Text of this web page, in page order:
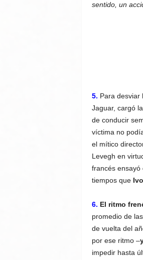
sentido, un
5. Para desviar
Jaguar, cargó
de conducir
víctima no
el mítico
Levegh en
francés ensayó
tiempos que
6. El ritmo
promedio de
de vuelta del
por ese ritmo –
impedir hasta